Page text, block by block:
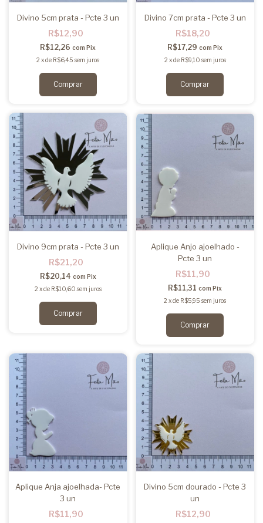
Divino 5cm prata - Pcte 3 un
R$12,90
R$12,26com Pix
2 xde R$6,45 sem juros
Divino 7cm prata - Pcte 3 un
R$18,20
R$17,29com Pix
2 xde R$9,10 sem juros
Divino 9cm prata - Pcte 3 un
R$21,20
R$20,14 com Pix
2 xde R$10,60 sem juros
Aplique Anjo ajoelhado -
Pcte 3 un
R$11,90
R$11,31com Pix
2 xde R$5,95 sem juros
Aplique Anja ajoelhada- Pcte
3 un
R$11,90
Divino 5cm dourado - Pcte 3
un
R$12,90